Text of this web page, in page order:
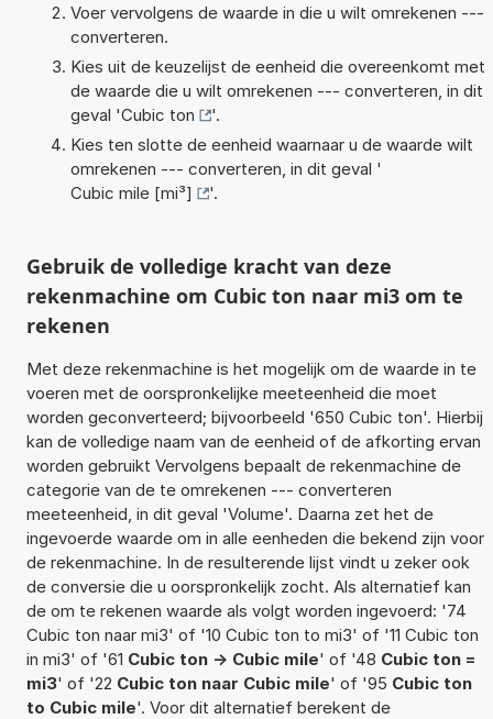
Voer vervolgens de waarde in die u wilt omrekenen ---
converteren.
Kies uit de keuzelijst de eenheid die overeenkomt met
de waarde die u wilt omrekenen --- converteren, in dit
geval 'Cubic ton
'.
Kies ten slotte de eenheid waarnaar u de waarde wilt
omrekenen --- converteren, in dit geval '
Cubic mile [mi³]
'.
Gebruik de volledige kracht van deze
rekenmachine om Cubic ton naar mi3 om te
rekenen
Met deze rekenmachine is het mogelijk om de waarde in te
voeren met de oorspronkelijke meeteenheid die moet
worden geconverteerd; bijvoorbeeld '650 Cubic ton'. Hierbij
kan de volledige naam van de eenheid of de afkorting ervan
worden gebruikt Vervolgens bepaalt de rekenmachine de
categorie van de te omrekenen --- converteren
meeteenheid, in dit geval 'Volume'. Daarna zet het de
ingevoerde waarde om in alle eenheden die bekend zijn voor
de rekenmachine. In de resulterende lijst vindt u zeker ook
de conversie die u oorspronkelijk zocht. Als alternatief kan
de om te rekenen waarde als volgt worden ingevoerd: '74
Cubic ton naar mi3' of '10 Cubic ton to mi3' of '11 Cubic ton
in mi3' of '61 Cubic ton -> Cubic mile' of '48 Cubic ton =
mi3' of '22 Cubic ton naar Cubic mile' of '95 Cubic ton
to Cubic mile'. Voor dit alternatief berekent de